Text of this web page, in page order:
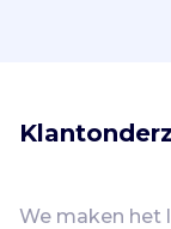
We maken het